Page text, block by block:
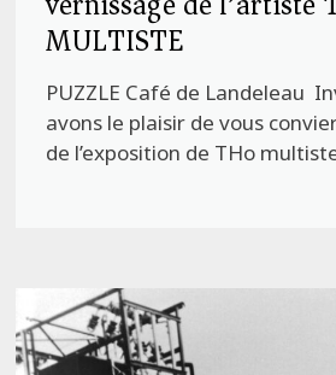
MULTISTE
PUZZLE Café de Landeleau
avons le plaisir de vous
de l’exposition de THo